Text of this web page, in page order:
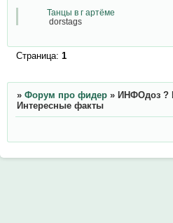
Танцы в г артёме
dorstags
Страница: 1
» Форум про фидер » ИНФОдоз ?
Интересные факты